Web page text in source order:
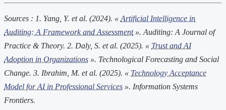
Sources : 1. Yang, Y. et al. (2024). « Artificial Intelligence in
Auditing: A Framework and Assessment». Auditing: A Journal of
Practice & Theory. 2. Daly, S. et al. (2025). « Trust and AI
Adoption in Organizations ». Technological Forecasting and Social
Change. 3. Ibrahim, M. et al. (2025). « Technology Acceptance
Model for AI in Professional Services ». Information Systems
Frontiers.